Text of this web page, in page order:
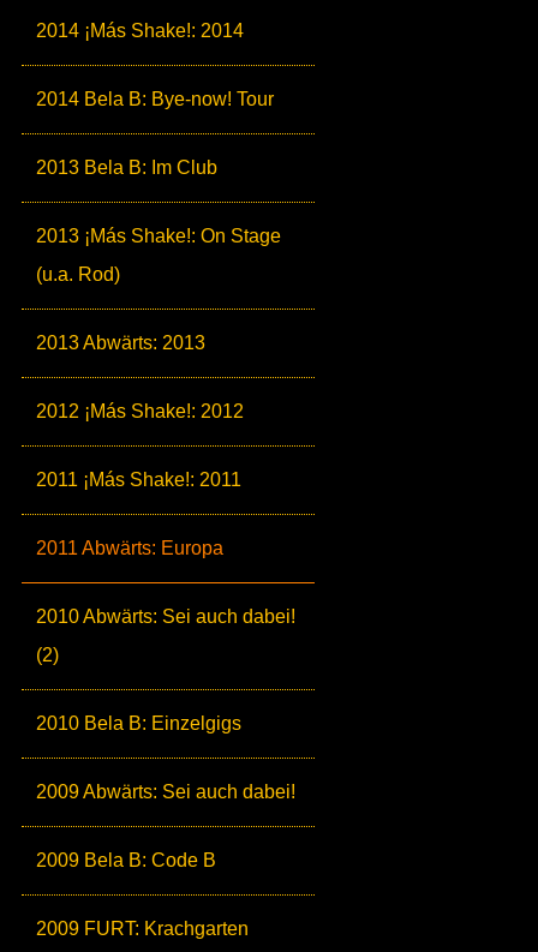
2014 ¡Más Shake!: 2014
2014 Bela B: Bye-now! Tour
2013 Bela B: Im Club
2013 ¡Más Shake!: On Stage
(u.a. Rod)
2013 Abwärts: 2013
2012 ¡Más Shake!: 2012
2011 ¡Más Shake!: 2011
2011 Abwärts: Europa
2010 Abwärts: Sei auch dabei!
(2)
2010 Bela B: Einzelgigs
2009 Abwärts: Sei auch dabei!
2009 Bela B: Code B
2009 FURT: Krachgarten